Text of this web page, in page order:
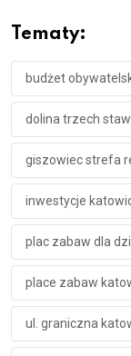
Tematy:
budżet
dolina trzech
giszowiec strefa
inwestycje
plac zabaw dla
place zabaw
ul. graniczna